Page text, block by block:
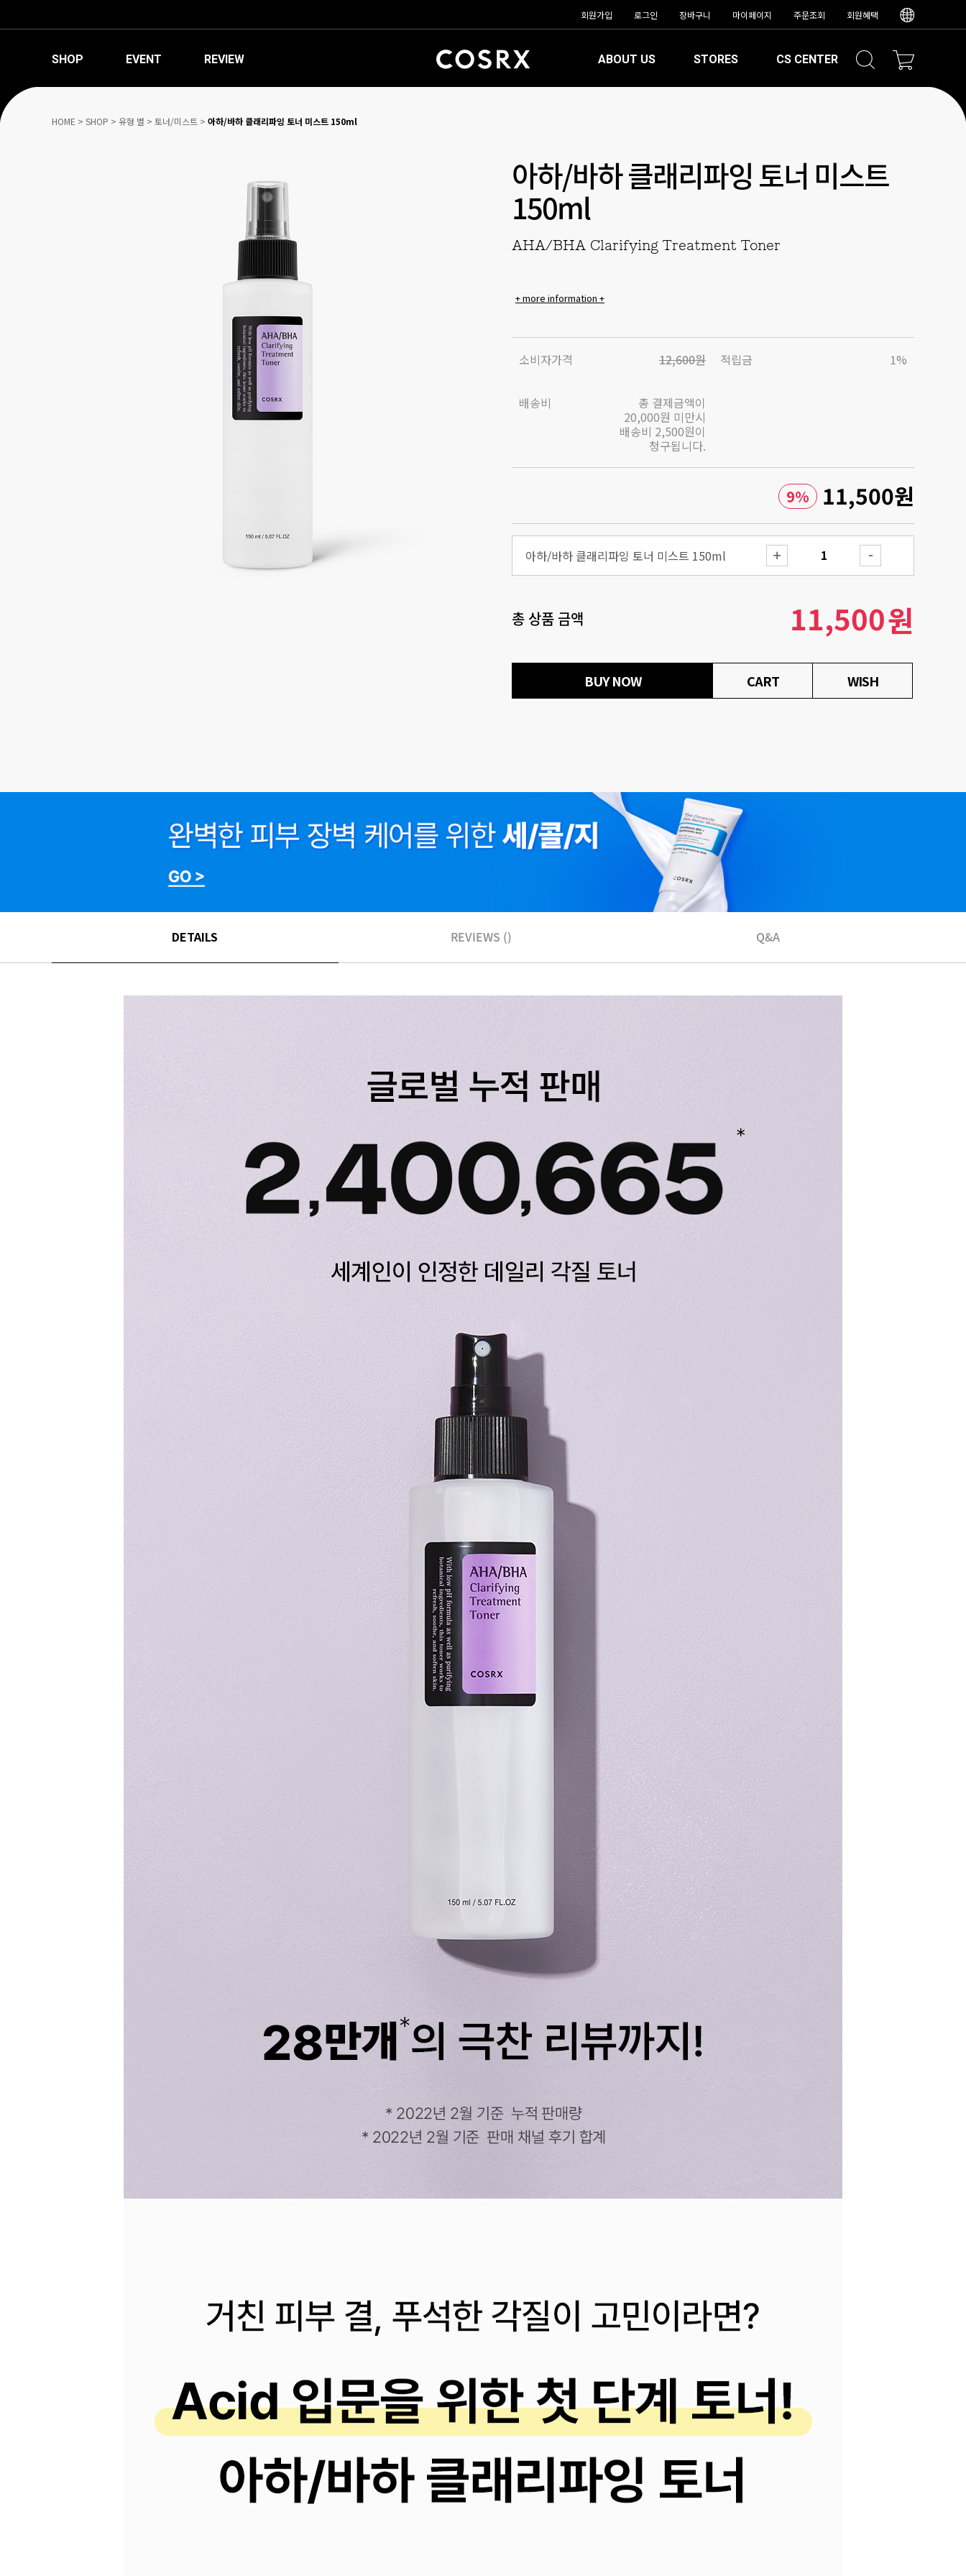
회원가입 로그인 장바구니 마이페이지 주문조회 회원혜택
SHOP EVENT REVIEW ABOUT US STORES CS CENTER
HOME > SHOP > 유형 별 > 토너/미스트 > 아하/바하 클래리파잉 토너 미스트 150ml
아하/바하 클래리파잉 토너 미스트
150ml
AHA/BHA Clarifying Treatment Toner
+ more information +
소비자가격 12,600원 적립금 1%
배송비
총 결제금액이
20,000원 미만시
배송비 2,500원이
청구됩니다.
9% 11,500원
아하/바하 클래리파잉 토너 미스트 150ml
총 상품 금액 11,500원
BUY NOW CART WISH
DETAILS REVIEWS () Q&A